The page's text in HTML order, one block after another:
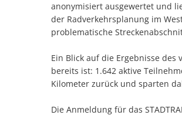
anonymisiert ausgewertet und
der Radverkehrsplanung im
problematische
Ein Blick auf die Ergebnisse des
bereits ist: 1.642 aktive
Kilometer zurück und sparten
Die Anmeldung für das